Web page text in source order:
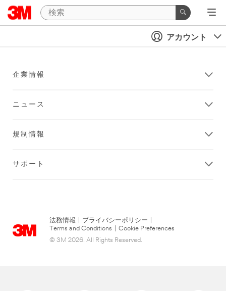
アカウント
企業情報
ニュース
規制情報
サポート
法務情報 プライバシーポリシー
Terms and Conditions
Cookie Preferences
© 3M 2026. All Rights Reserved.